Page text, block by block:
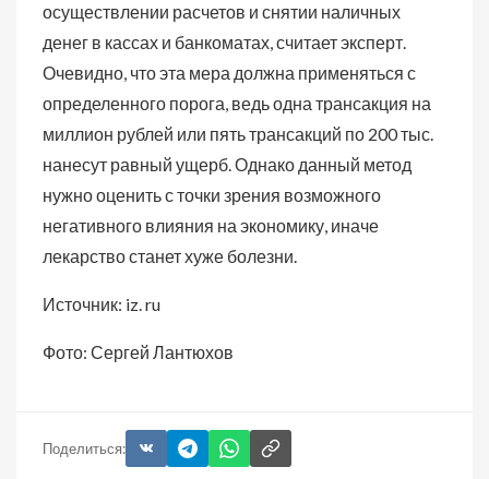
осуществлении расчетов и снятии наличных
денег в кассах и банкоматах, считает эксперт.
Очевидно, что эта мера должна применяться с
определенного порога, ведь одна трансакция на
миллион рублей или пять трансакций по 200 тыс.
нанесут равный ущерб. Однако данный метод
нужно оценить с точки зрения возможного
негативного влияния на экономику, иначе
лекарство станет хуже болезни.
Источник: iz. ru
Фото: Сергей Лантюхов
Поделиться: